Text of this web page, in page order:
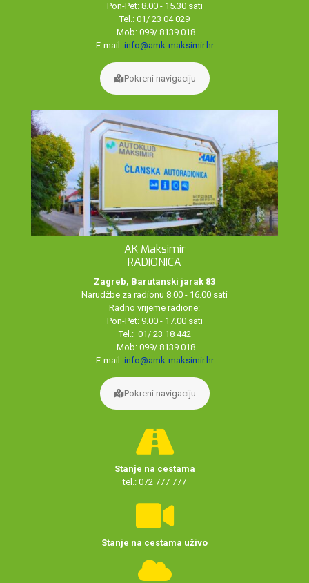
Pon-Pet: 8.00 - 15.30 sati
Tel.: 01/ 23 04 029
Mob: 099/ 8139 018
E-mail: info@amk-maksimir.hr
Pokreni navigaciju
AK Maksimir
RADIONICA
Zagreb, Barutanski jarak 83
Narudžbe za radionu 8.00 - 16.00 sati
Radno vrijeme radione:
Pon-Pet: 9.00 - 17.00 sati
Tel.: 01/ 23 18 442
Mob: 099/ 8139 018
E-mail: info@amk-maksimir.hr
Pokreni navigaciju
Stanje na cestama
tel.: 072 777 777
Stanje na cestama uživo